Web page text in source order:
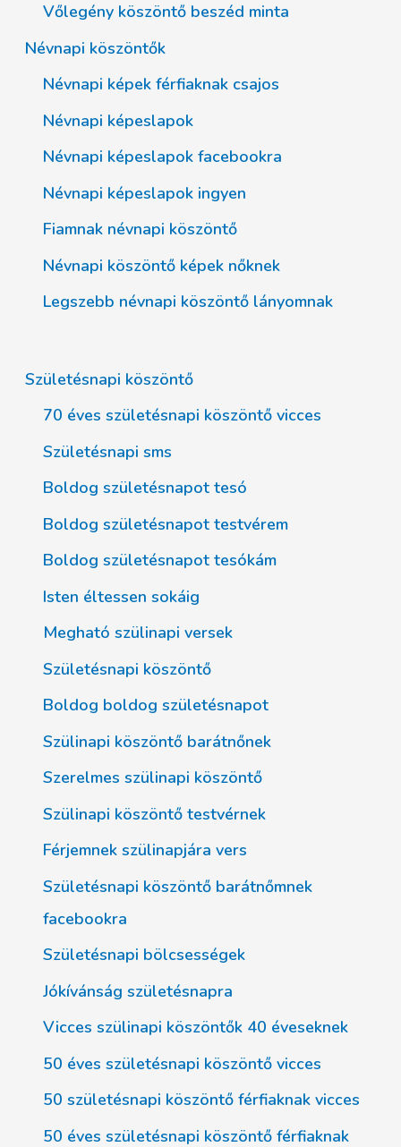
Vőlegény köszöntő beszéd minta
Névnapi köszöntők
Névnapi képek férfiaknak csajos
Névnapi képeslapok
Névnapi képeslapok facebookra
Névnapi képeslapok ingyen
Fiamnak névnapi köszöntő
Névnapi köszöntő képek nőknek
Legszebb névnapi köszöntő lányomnak
Születésnapi köszöntő
70 éves születésnapi köszöntő vicces
Születésnapi sms
Boldog születésnapot tesó
Boldog születésnapot testvérem
Boldog születésnapot tesókám
Isten éltessen sokáig
Megható szülinapi versek
Születésnapi köszöntő
Boldog boldog születésnapot
Szülinapi köszöntő barátnőnek
Szerelmes szülinapi köszöntő
Szülinapi köszöntő testvérnek
Férjemnek szülinapjára vers
Születésnapi köszöntő barátnőmnek
facebookra
Születésnapi bölcsességek
Jókívánság születésnapra
Vicces szülinapi köszöntők 40 éveseknek
50 éves születésnapi köszöntő vicces
50 születésnapi köszöntő férfiaknak vicces
50 éves születésnapi köszöntő férfiaknak